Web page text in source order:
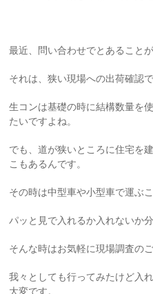
最近、問い合わせでとあること
それは、狭い現場への出荷確認で
生コンは基礎の時に結構数量を
たいですよね。
でも、道が狭いところに住宅を
こもあるんです。
その時は中型車や小型車で運ぶ
パッと見で入れるか入れないか
そんな時はお気軽に現場調査の
我々としても行ってみたけど入
大変です。